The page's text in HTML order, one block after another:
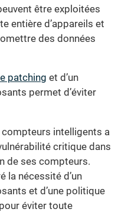
être exploitées
entière d’appareils et
des données
patching et d’un
permet d’éviter
compteurs intelligents a
critique dans
de ses compteurs.
la nécessité d’un
et d’une politique
éviter toute